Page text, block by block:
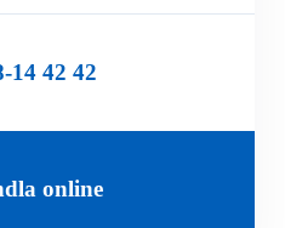
14 42 42
online